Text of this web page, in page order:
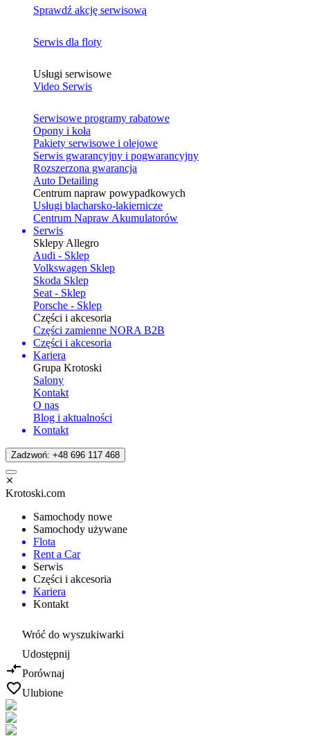
Sprawdź akcję serwisową
Serwis dla floty
Usługi serwisowe
Video Serwis
Serwisowe programy rabatowe
Opony i koła
Pakiety serwisowe i olejowe
Serwis gwarancyjny i pogwarancyjny
Rozszerzona gwarancja
Auto Detailing
Centrum napraw powypadkowych
Usługi blacharsko-lakiernicze
Centrum Napraw Akumulatorów
Serwis
Sklepy Allegro
Audi - Sklep
Volkswagen Sklep
Skoda Sklep
Seat - Sklep
Porsche - Sklep
Części i akcesoria
Części zamienne NORA B2B
Części i akcesoria
Kariera
Grupa Krotoski
Salony
Kontakt
O nas
Blog i aktualności
Kontakt
Zadzwoń: +48 696 117 468
Krotoski.com
Samochody nowe
Samochody używane
Flota
Rent a Car
Serwis
Części i akcesoria
Kariera
Kontakt
Wróć do wyszukiwarki
Udostępnij
Porównaj
Ulubione